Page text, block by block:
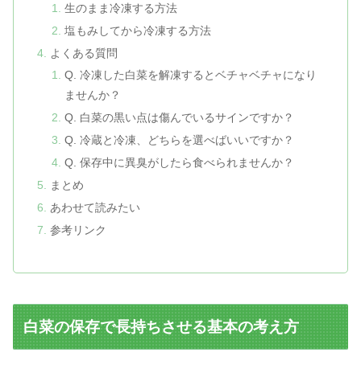
生のまま冷凍する方法
塩もみしてから冷凍する方法
よくある質問
Q. 冷凍した白菜を解凍するとベチャベチャになり
ませんか？
Q. 白菜の黒い点は傷んでいるサインですか？
Q. 冷蔵と冷凍、どちらを選べばいいですか？
Q. 保存中に異臭がしたら食べられませんか？
まとめ
あわせて読みたい
参考リンク
白菜の保存で長持ちさせる基本の考え方